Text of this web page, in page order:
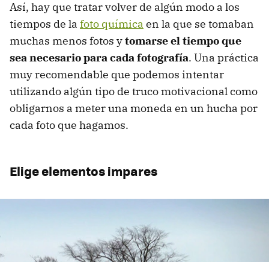
Así, hay que tratar volver de algún modo a los
tiempos de la foto química en la que se tomaban
muchas menos fotos ytomarse el tiempo que
sea necesario para cada fotografía. Una práctica
muy recomendable que podemos intentar
utilizando algún tipo de truco motivacional como
obligarnos a meter una moneda en un hucha por
cada foto que hagamos.
Elige elementos impares